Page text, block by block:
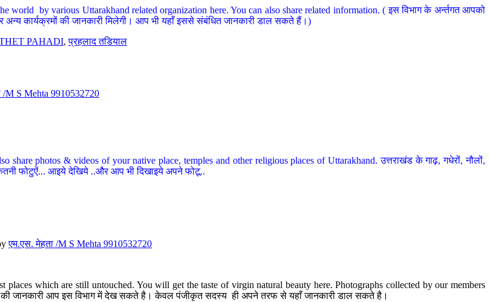
by various Uttarakhand related organization here. You can also share related information. ( इस विभाग के अर्न्तगत आपको
अन्य कार्यक्रमों की जानकारी मिलेगी। आप भी यहाँ इससे संबंधित जानकारी डाल सकते हैं।)
PAHADI,प्रहलाद तडियाल
/M S Mehta 9910532720
share photos & videos of your native place, temples and other religious places of Uttarakhand. उत्तराखंड के गाढ़, गधेरों, नौलों,
फोटुऐं... आइये देखिये ..और आप भी दिखाइये अपने फोटू..
एम.एस. मेहता /M S Mehta 9910532720
which are still untouched. You will get the taste of virgin natural beauty here. Photographs collected by our members
जानकारी आप इस विभाग में देख सकते है। केवल पंजीकृत सदस्य ही अपने तरफ से यहाँ जानकारी डाल सकते है।